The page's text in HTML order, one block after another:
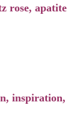
rose, apatite
inspiration,